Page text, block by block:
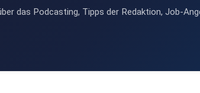
das Podcasting, Tipps der Redaktion, Job-